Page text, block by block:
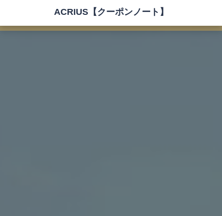
ACRIUS【クーポンノート】